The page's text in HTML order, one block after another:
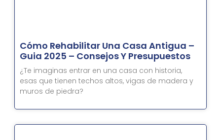
Cómo Rehabilitar Una Casa Antigua –
Guia 2025 – Consejos Y Presupuestos
¿Te imaginas entrar en una casa con historia,
esas que tienen techos altos, vigas de madera y
muros de piedra?